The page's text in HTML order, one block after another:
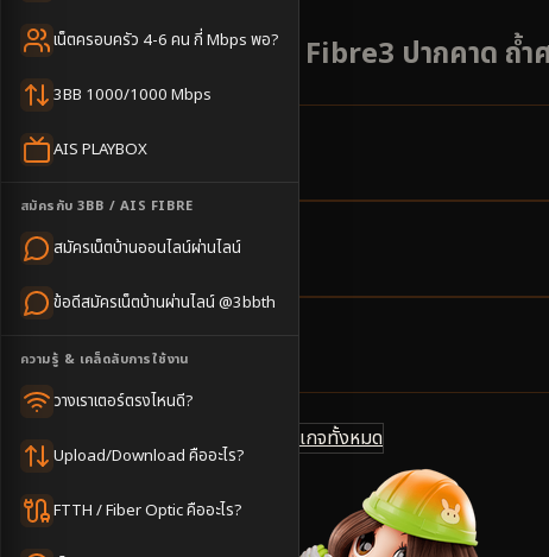
เน็ตครอบครัว 4-6 คน กี่ Mbps พอ?
3BB 1000/1000 Mbps
AIS PLAYBOX
สมัครกับ 3BB / AIS FIBRE
สมัครเน็ตบ้านออนไลน์ผ่านไลน์
ข้อดีสมัครเน็ตบ้านผ่านไลน์ @3bbth
ความรู้ & เคล็ดลับการใช้งาน
วางเราเตอร์ตรงไหนดี?
Upload/Download คืออะไร?
FTTH / Fiber Optic คืออะไร?
เน็ตบ้าน AIS 3BB Fibre3 ปากคาด ถ้
6ตำบล
2-4วันทำการ
500บาท/เดือน
ดูแพ็กเกจทั้งหมด